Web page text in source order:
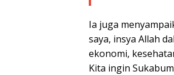
Ia juga
saya, insya Allah
ekonomi,
Kita ingin